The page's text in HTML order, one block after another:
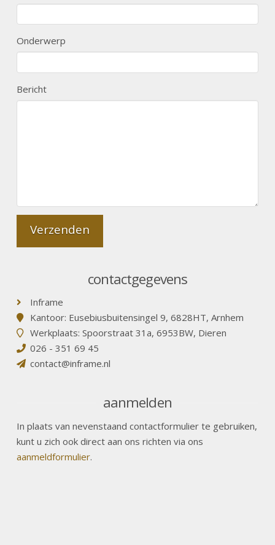
Onderwerp
Bericht
contactgegevens
Inframe
Kantoor: Eusebiusbuitensingel 9, 6828HT, Arnhem
Werkplaats: Spoorstraat 31a, 6953BW, Dieren
026 - 351 69 45
contact@inframe.nl
aanmelden
In plaats van nevenstaand contactformulier te gebruiken,
kunt u zich ook direct aan ons richten via ons
aanmeldformulier.